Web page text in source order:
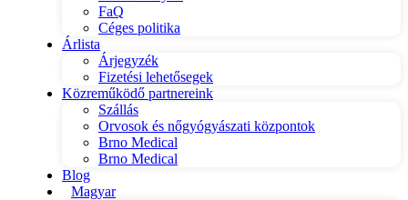
FaQ
Céges politika
Árlista
Árjegyzék
Fizetési lehetősegek
Közreműködő partnereink
Szállás
Orvosok és nőgyógyászati központok
Brno Medical
Brno Medical
Blog
Magyar